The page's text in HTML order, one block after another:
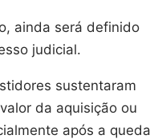
ainda será definido
judicial.
sustentaram
da aquisição ou
após a queda